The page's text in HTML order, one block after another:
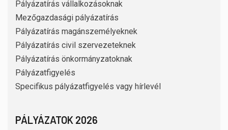
Pályázatírás vállalkozásoknak
Mezőgazdasági pályázatírás
Pályázatírás magánszemélyeknek
Pályázatírás civil szervezeteknek
Pályázatírás önkormányzatoknak
Pályázatfigyelés
Specifikus pályázatfigyelés vagy hírlevél
PÁLYÁZATOK 2026